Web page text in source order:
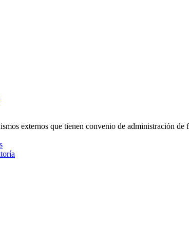
externos que tienen convenio de administración